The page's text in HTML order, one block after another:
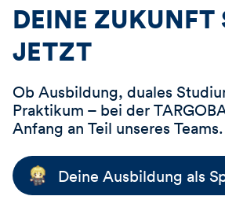
DEINE ZUKUNFT
JETZT
Ob Ausbildung, duales
Praktikum – bei der
Anfang an Teil unseres Teams.
Deine Ausbildung als